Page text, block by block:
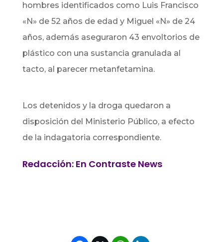
hombres identificados como Luis Francisco
«N» de 52 años de edad y Miguel «N» de 24
años, además aseguraron 43 envoltorios de
plástico con una sustancia granulada al
tacto, al parecer metanfetamina.
Los detenidos y la droga quedaron a
disposición del Ministerio Público, a efecto
de la indagatoria correspondiente.
Redacción: En Contraste News